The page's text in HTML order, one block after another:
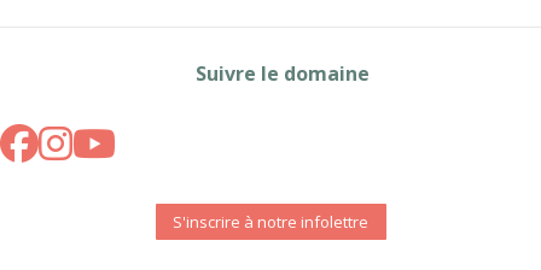
Suivre le domaine
S'inscrire à notre infolettre